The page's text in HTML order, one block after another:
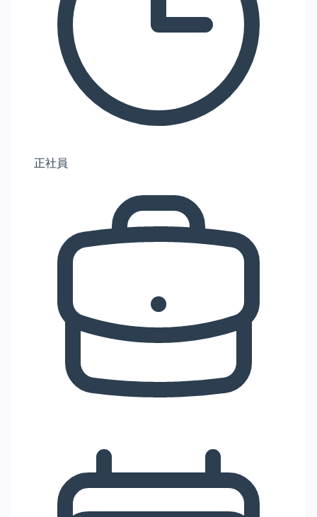
正社員